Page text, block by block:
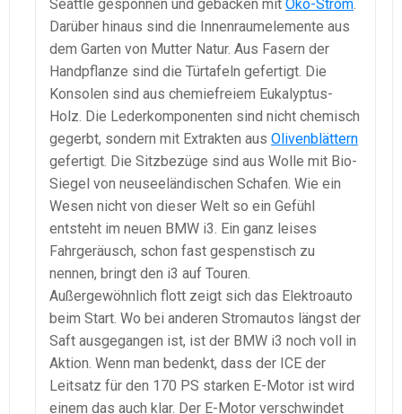
Seattle gesponnen und gebacken mit Öko-Strom.
Darüber hinaus sind die Innenraumelemente aus
dem Garten von Mutter Natur. Aus Fasern der
Handpflanze sind die Türtafeln gefertigt. Die
Konsolen sind aus chemiefreiem Eukalyptus-
Holz. Die Lederkomponenten sind nicht chemisch
gegerbt, sondern mit Extrakten aus Olivenblättern
gefertigt. Die Sitzbezüge sind aus Wolle mit Bio-
Siegel von neuseeländischen Schafen. Wie ein
Wesen nicht von dieser Welt so ein Gefühl
entsteht im neuen BMW i3. Ein ganz leises
Fahrgeräusch, schon fast gespenstisch zu
nennen, bringt den i3 auf Touren.
Außergewöhnlich flott zeigt sich das Elektroauto
beim Start. Wo bei anderen Stromautos längst der
Saft ausgegangen ist, ist der BMW i3 noch voll in
Aktion. Wenn man bedenkt, dass der ICE der
Leitsatz für den 170 PS starken E-Motor ist wird
einem das auch klar. Der E-Motor verschwindet